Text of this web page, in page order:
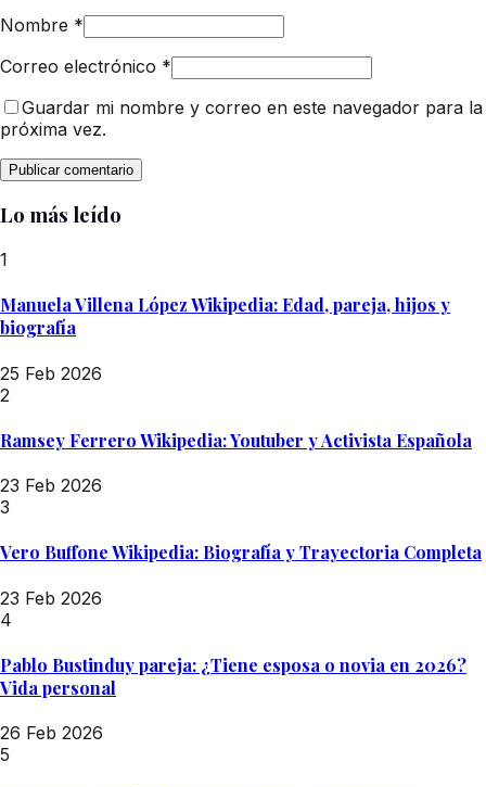
Nombre *
Correo electrónico *
Guardar mi nombre y correo en este navegador para la
próxima vez.
Lo más leído
1
Manuela Villena López Wikipedia: Edad, pareja, hijos y
biografía
25 Feb 2026
2
Ramsey Ferrero Wikipedia: Youtuber y Activista Española
23 Feb 2026
3
Vero Buffone Wikipedia: Biografía y Trayectoria Completa
23 Feb 2026
4
Pablo Bustinduy pareja: ¿Tiene esposa o novia en 2026?
Vida personal
26 Feb 2026
5